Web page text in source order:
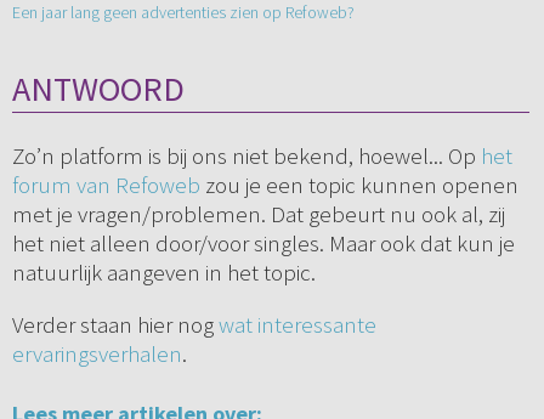
Een jaar lang geen advertenties zien op Refoweb?
ANTWOORD
Zo’n platform is bij ons niet bekend, hoewel... Op het
forum van Refoweb zou je een topic kunnen openen
met je vragen/problemen. Dat gebeurt nu ook al, zij
het niet alleen door/voor singles. Maar ook dat kun je
natuurlijk aangeven in het topic.
Verder staan hier nogwat interessante
ervaringsverhalen.